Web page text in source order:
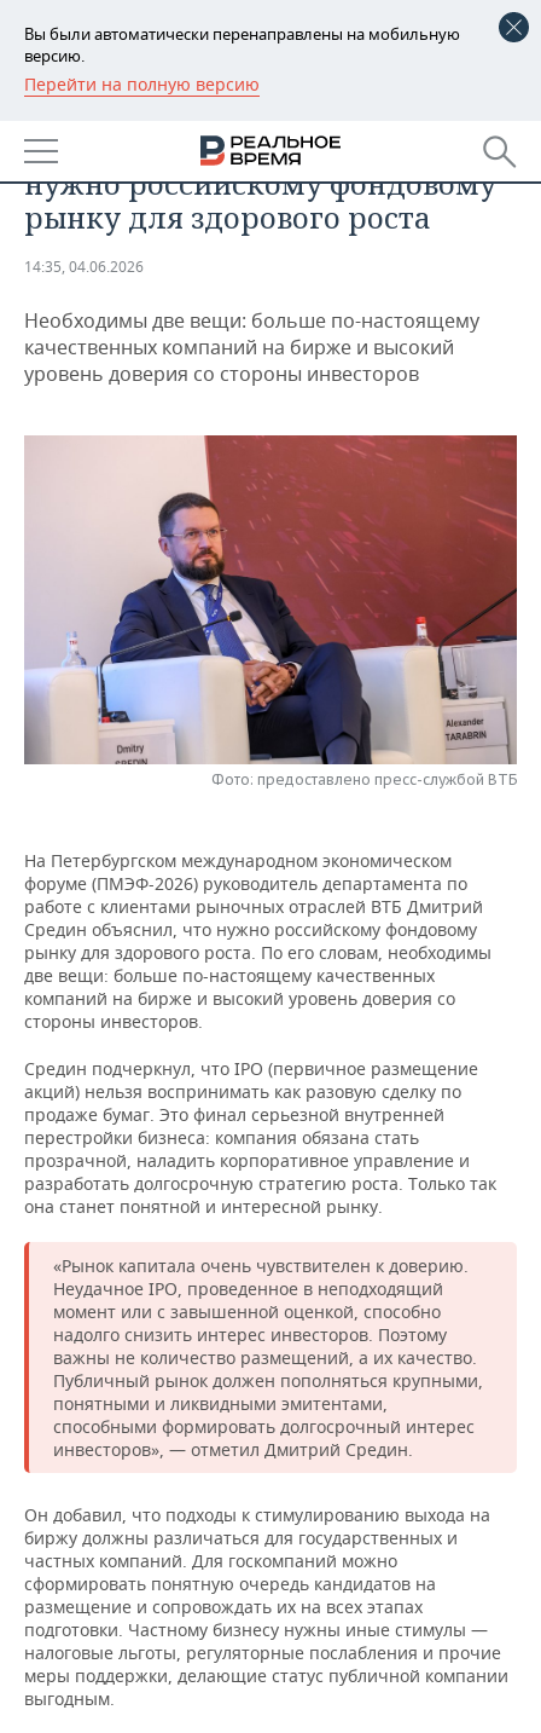
Вы были автоматически перенаправлены на мобильную
версию.
Перейти на полную версию
РЕГИОНЫ
БАШКОРТОСТАН
ТАТАРСТАН
НОВОСТИ
АНАЛИТИКА
ДЕКЛАРАЦИИ О ДОХОДАХ
КОРОЛИ ГОСЗАКАЗА ПФО
КОМУ ПРИНАДЛЕЖАТ
ТОРГОВЫЕ ЦЕНТРЫ
НОВОСТИ ЭКОНОМИКИ
ФИНАНСЫ
ИНВЕСТИЦИИ
ПРОМЫШЛЕННОСТЬ
НОВОСТИ
ПРОМЫШЛЕННОСТИ
АГРОПРОМ
МАШИНОСТРОЕНИЕ
НЕФТЕХИМИЯ
ОПК
ЭНЕРГЕТИКА
НЕДВИЖИМОСТЬ
НОВОСТИ БИЗНЕСА
РОЗНИЧНАЯ ТОРГОВЛЯ
ТРАНСПОРТ
УСЛУГИ
НОВОСТИ ТЕХНОЛОГИЙ
МЕДИА
ТЕЛЕКОММУНИКАЦИИ
МЕРОПРИЯТИЯ
НОВОСТИ МЕРОПРИЯТИЙ
ВЫЕЗДНАЯ РЕДАКЦИЯ
БИЗНЕС-БРАНЧИ
ОТКРЫТАЯ ЛЕКЦИЯ
СПОРТ
НОВОСТИ СПОРТА
БАСКЕТБОЛ
ВОЛЕЙБОЛ
КИБЕРСПОРТ
ФИГУРНОЕ КАТАНИЕ
ВОДНЫЕ ВИДЫ СПОРТА
ХОККЕЙ С МЯЧОМ
ОБЩЕСТВО
НОВОСТИ ОБЩЕСТВА
ИНФРАСТРУКТУРА
ИСТОРИЯ
КУЛЬТУРА
МЕДИЦИНА
ОБРАЗОВАНИЕ
ПРОИСШЕСТВИЯ
ФОТОГАЛЕРЕЯ
СПРАВОЧНИК
СПИСОК ПЕРСОН
СПИСОК КОМПАНИЙ
ПОЛНАЯ ВЕРСИЯ
Эксперт ВТБ объяснил, что
нужно российскому фондовому
рынку для здорового роста
14:35, 04.06.2026
Необходимы две вещи: больше по-настоящему
качественных компаний на бирже и высокий
уровень доверия со стороны инвесторов
Фото: предоставлено пресс-службой ВТБ
На Петербургском международном экономическом
форуме (ПМЭФ-2026) руководитель департамента по
работе с клиентами рыночных отраслей ВТБ Дмитрий
Средин объяснил, что нужно российскому фондовому
рынку для здорового роста. По его словам, необходимы
две вещи: больше по-настоящему качественных
компаний на бирже и высокий уровень доверия со
стороны инвесторов.
Средин подчеркнул, что IPO (первичное размещение
акций) нельзя воспринимать как разовую сделку по
продаже бумаг. Это финал серьезной внутренней
перестройки бизнеса: компания обязана стать
прозрачной, наладить корпоративное управление и
разработать долгосрочную стратегию роста. Только так
она станет понятной и интересной рынку.
«Рынок капитала очень чувствителен к доверию.
Неудачное IPO, проведенное в неподходящий
момент или с завышенной оценкой, способно
надолго снизить интерес инвесторов. Поэтому
важны не количество размещений, а их качество.
Публичный рынок должен пополняться крупными,
понятными и ликвидными эмитентами,
способными формировать долгосрочный интерес
инвесторов», — отметил Дмитрий Средин.
Он добавил, что подходы к стимулированию выхода на
биржу должны различаться для государственных и
частных компаний. Для госкомпаний можно
сформировать понятную очередь кандидатов на
размещение и сопровождать их на всех этапах
подготовки. Частному бизнесу нужны иные стимулы —
налоговые льготы, регуляторные послабления и прочие
меры поддержки, делающие статус публичной компании
выгодным.